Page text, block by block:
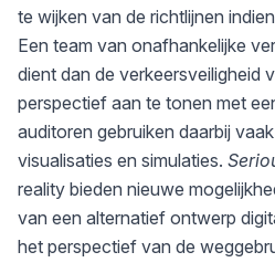
te wijken van de richtlijnen
Een team van onafhankelijke
dient dan de verkeersveiligheid
perspectief aan te tonen met
auditoren gebruiken daarbij
visualisaties en simulaties.
reality bieden nieuwe
van een alternatief ontwerp
het perspectief van de